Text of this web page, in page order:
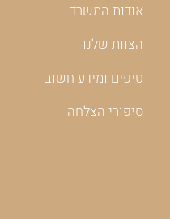
אודות המשרד
הצוות שלנו
טיפים ומידע חשוב
סיפורי הצלחה